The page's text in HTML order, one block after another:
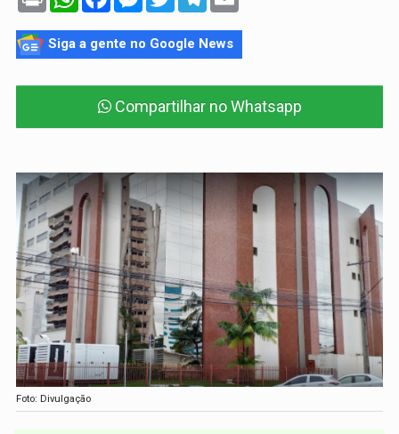
Siga a gente no Google News
Compartilhar no Whatsapp
Foto: Divulgação